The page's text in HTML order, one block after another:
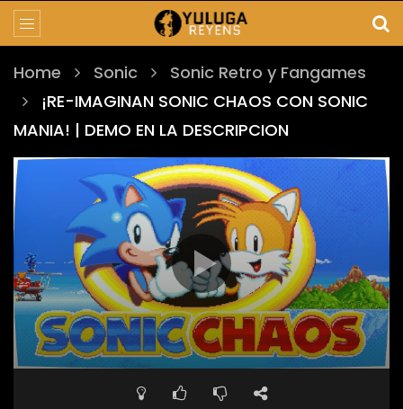
Home Sonic
Sonic Retro y Fangames
¡RE-IMAGINAN SONIC CHAOS CON SONIC
MANIA! | DEMO EN LA DESCRIPCION